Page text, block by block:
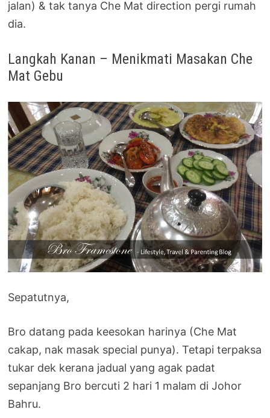
jalan) & tak tanya Che Mat direction pergi rumah
dia.
Langkah Kanan – Menikmati Masakan Che
Mat Gebu
Sepatutnya,
Bro datang pada keesokan harinya (Che Mat
cakap, nak masak special punya). Tetapi terpaksa
tukar dek kerana jadual yang agak padat
sepanjang Bro bercuti 2 hari 1 malam di Johor
Bahru.